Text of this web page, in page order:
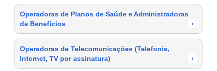
Operadoras de Planos de Saúde e Administradoras
de Benefícios
›
Operadoras de Telecomunicações (Telefonia,
Internet, TV por assinatura)
›